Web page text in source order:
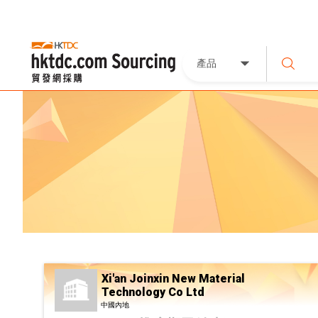
產品
Xi'an Joinxin New Material
Technology Co Ltd
中國內地